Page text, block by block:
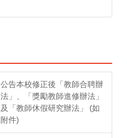
公告本校修正後「教師合聘辦
法」、「獎勵教師進修辦法」
及「教師休假研究辦法」 (如
附件)